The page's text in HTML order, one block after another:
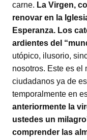
carne. La Virgen,
renovar en la
Esperanza. Los
ardientes del
utópico, ilusorio,
nosotros. Este es el
ciudadanos ya de
temporalmente en
anteriormente la
ustedes un
comprender las